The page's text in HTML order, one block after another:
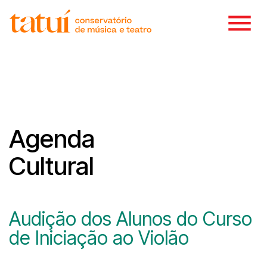
Agenda
Cultural
Audição dos Alunos do Curso
de Iniciação ao Violão